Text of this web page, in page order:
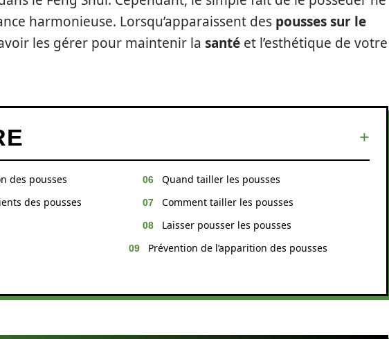
harmonieuse. Lorsqu’apparaissent des pousses sur le
les gérer pour maintenir la santé et l’esthétique de votre
des pousses
des pousses
Quand tailler les pousses
Comment tailler les pousses
Laisser pousser les pousses
Prévention de l’apparition des pousses